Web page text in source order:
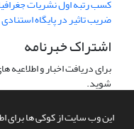
این وب سایت از کوکی ها برای
کسب رتبه اول نشریات
ضریب تاثیر در پایگاه
اشتراک خبرنامه
برای دریافت اخبار و
شوید.